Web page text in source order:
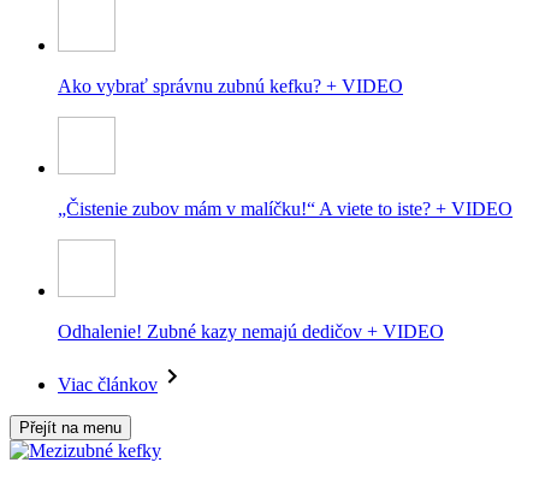
Ako vybrať správnu zubnú kefku? + VIDEO
„Čistenie zubov mám v malíčku!“ A viete to iste? + VIDEO
Odhalenie! Zubné kazy nemajú dedičov + VIDEO
Viac článkov
Přejít na menu